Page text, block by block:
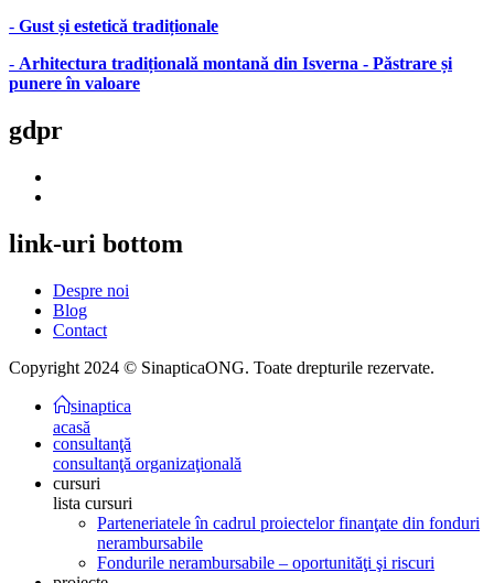
- Gust și estetică tradiționale
- Arhitectura tradițională montană din Isverna - Păstrare și
punere în valoare
gdpr
link-uri bottom
Despre noi
Blog
Contact
Copyright 2024 © SinapticaONG. Toate drepturile rezervate.
sinaptica
acasă
consultanţă
consultanţă organizaţională
cursuri
lista cursuri
Parteneriatele în cadrul proiectelor finanţate din fonduri
nerambursabile
Fondurile nerambursabile – oportunităţi şi riscuri